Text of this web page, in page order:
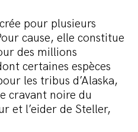
pour plusieurs
cause, elle constitue
des millions
certaines espèces
les tribus d’Alaska,
cravant noire du
et l’eider de Steller,